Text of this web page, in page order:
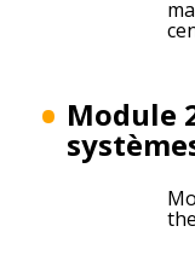
Module